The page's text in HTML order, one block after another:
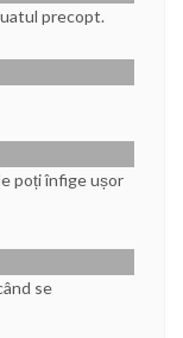
precopt.
poți înfige ușor
se